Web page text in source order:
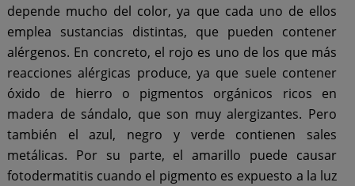
depende mucho del color, ya que cada uno de ellos
emplea sustancias distintas, que pueden contener
alérgenos. En concreto, el rojo es uno de los que más
reacciones alérgicas produce, ya que suele contener
óxido de hierro o pigmentos orgánicos ricos en
madera de sándalo, que son muy alergizantes. Pero
también el azul, negro y verde contienen sales
metálicas. Por su parte, el amarillo puede causar
fotodermatitis cuando el pigmento es expuesto a la luz